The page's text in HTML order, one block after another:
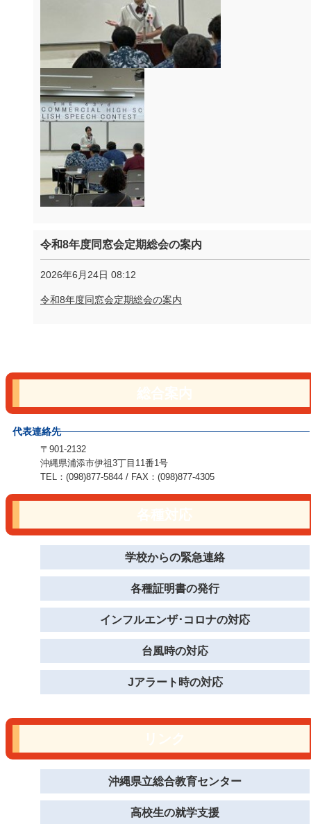
令和8年度同窓会定期総会の案内
2026年6月24日 08:12
令和8年度同窓会定期総会の案内
代表連絡先
〒901-2132
沖縄県浦添市伊祖3丁目11番1号
TEL：(098)877-5844 / FAX：(098)877-4305
学校からの緊急連絡
各種証明書の発行
インフルエンザ･コロナの対応
台風時の対応
Jアラート時の対応
沖縄県立総合教育センター
高校生の就学支援